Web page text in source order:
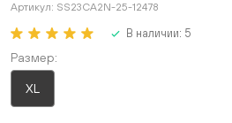
Артикул: SS23CA2N-25-12478
В наличии: 5
Размер
XL